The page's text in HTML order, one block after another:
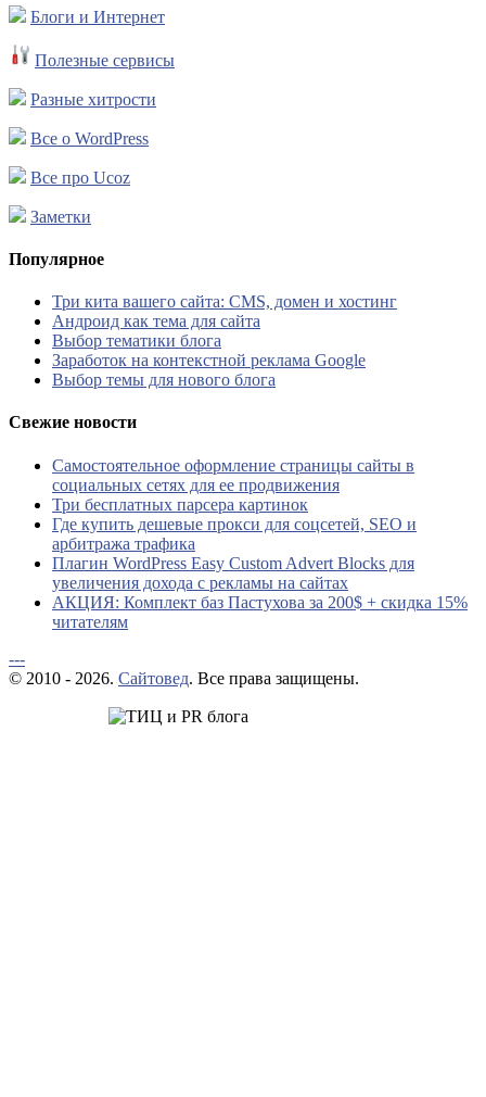
Блоги и Интернет
Полезные сервисы
Разные хитрости
Все о WordPress
Все про Ucoz
Заметки
Популярное
Три кита вашего сайта: CMS, домен и хостинг
Андроид как тема для сайта
Выбор тематики блога
Заработок на контекстной реклама Google
Выбор темы для нового блога
Свежие новости
Самостоятельное оформление страницы сайты в
социальных сетях для ее продвижения
Три бесплатных парсера картинок
Где купить дешевые прокси для соцсетей, SEO и
арбитража трафика
Плагин WordPress Easy Custom Advert Blocks для
увеличения дохода с рекламы на сайтах
АКЦИЯ: Комплект баз Пастухова за 200$ + скидка 15%
читателям
---
© 2010 - 2026. Сайтовед. Все права защищены.